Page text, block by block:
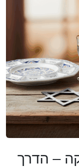
– הדרך